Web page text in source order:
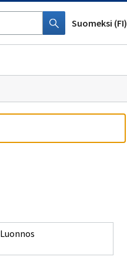
Tyhjennä
haku
Suomeksi (FI)
Luonnos